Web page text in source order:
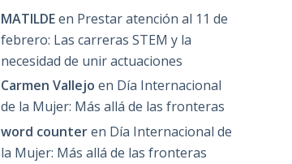
MATILDEen Prestar atención al 11 de
febrero: Las carreras STEM y la
necesidad de unir actuaciones
Carmen Vallejo en Día Internacional
de la Mujer: Más allá de las fronteras
word counteren Día Internacional de
la Mujer: Más allá de las fronteras